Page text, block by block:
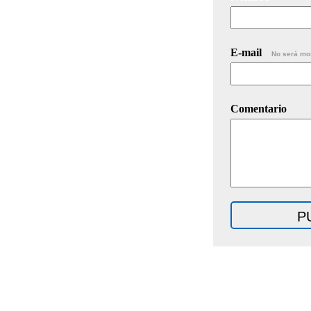
E-mail No será
Comentario